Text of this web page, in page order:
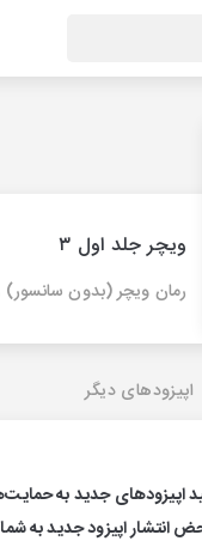
ویچر جلد اول ۳
رمان ویچر (بدون
اپیزودهای دیگر
اپیزودهای جدید به
انتشار اپیزود جدید به